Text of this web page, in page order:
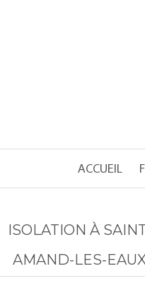
ACCUEIL
ISOLATION À
AMAND-LES-